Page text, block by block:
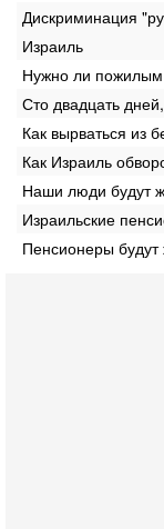
Дискриминация
Израиль
Нужно ли пожилым
Сто двадцать
Как вырваться из
Как Израиль
Наши люди будут
Израильские
Пенсионеры будут